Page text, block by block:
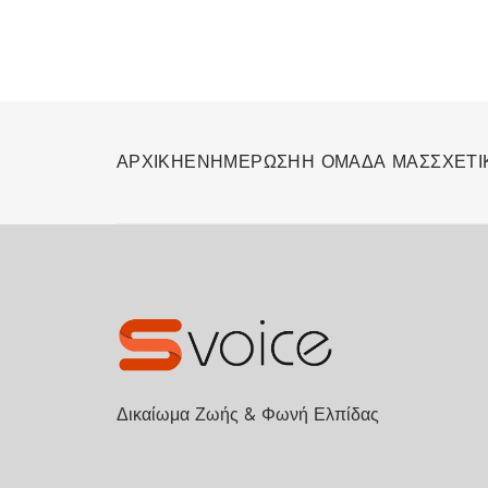
ΑΡΧΙΚΗΕΝΗΜΕΡΩΣΗΗ ΟΜΑΔΑ ΜΑΣ
Δικαίωμα Ζωής & Φωνή Ελπίδας